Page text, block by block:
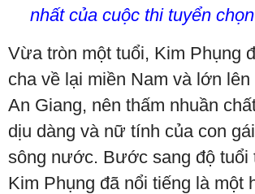
nhất của cuộc thi tuyển
Vừa tròn một tuổi, Kim Phụng
cha về lại miền Nam và lớn
An Giang, nên thấm nhuần
dịu dàng và nữ tính của con
sông nước. Bước sang độ tuổi
Kim Phụng đã nổi tiếng là một